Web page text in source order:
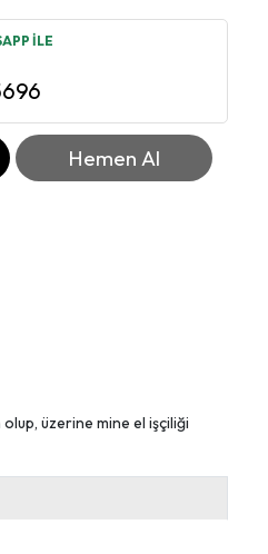
İLE
Hemen Al
olup, üzerine mine el işçiliği